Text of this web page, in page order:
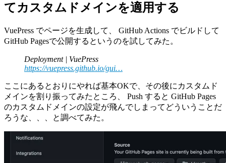
てカスタムドメインを適用する
VuePress でページを生成して、 GitHub Actions でビルドして
GitHub Pagesで公開するというのを試してみた。
Deployment | VuePress
https://vuepress.github.io/gui…
ここにあるとおりにやれば基本OKで、その後にカスタムド
メインを割り振ってみたところ、 Push すると GitHub Pages
のカスタムドメインの設定が飛んでしまってどういうことだ
ろうな、、、と調べてみた。